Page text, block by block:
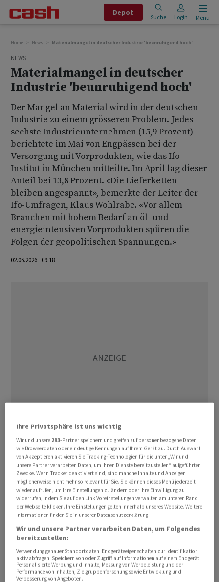
Depot
Suche Login Menu
Home News Materialmangel in deutscher Industrie 'beunruhigend hoch'
NEWS
Materialmangel in deutscher
Industrie 'beunruhigend hoch'
Der Mangel an Material wird in der deutschen
Industrie zu einem grösseren Problem. Jedes
sechste Industrieunternehmen (15,9 Prozent)
berichtete im Mai von Engpässen bei der
Versorgung mit Vorprodukten, wie das Ifo-
Institut in München mitteilte. Im April lag dieser
Anteil bei 13,8 Prozent. «Die Lieferketten
bleiben angespannt», bemerkte der Leiter der
Ifo-Umfragen, Klaus Wohlrabe. «Vor allem
Branchen mit hohem Bedarf an öl- und
energieintensiven Vorprodukten spüren die
Folgen der geopolitischen Spannungen.»
02.06.2026 09:18
Verglichen mit dem langfristigen Durchschnitt vor 2020
von etwa fünf Prozent sei die aktuelle Zahl
«beunruhigend hoch», sagte Wohlrabe. «Es ist durchaus
möglich, dass mehrere Unternehmen infolge der
Engpässe die Produktion senken müssen.»
Stark betroffen sei die Chemiebranche. Dort
berichteten 31,2 Prozent der Unternehmen von
und Kunststoffwaren bleibt die Lage schwierig: Der
Anteil stieg auf 23,7 Prozent. In der Elektroindustrie
Ihre Privatsphäre ist uns wichtig
Wir und unsere 293-Partner speichern und greifen auf personenbezogene Daten
wie Browserdaten oder eindeutige Kennungen auf Ihrem Gerät zu. Durch Auswahl
von Akzeptieren aktivieren Sie Tracking-Technologien für die unter „Wir und
unsere Partner verarbeiten Daten, um Ihnen Dienste bereitzustellen“ aufgeführten
Zwecke. Wenn Tracker deaktiviert sind, sind manche Inhalte und Anzeigen
möglicherweise nicht mehr so relevant für Sie. Sie können dieses Menü jederzeit
wieder aufrufen, um Ihre Einstellungen zu ändern oder Ihre Einwilligung zu
widerrufen, indem Sie auf den Link Voreinstellungen verwalten am unteren Rand
der Webseite klicken. Ihre Einstellungen gelten innerhalb unseres Website. Weitere
Informationen finden Sie in unserer Datenschutzerklärung.
Wir und unsere Partner verarbeiten Daten, um Folgendes
bereitzustellen:
Verwendung genauer Standortdaten. Endgeräteeigenschaften zur Identifikation
aktiv abfragen. Speichern von oder Zugriff auf Informationen auf einem Endgerät.
Personalisierte Werbung und Inhalte, Messung von Werbeleistung und der
Performance von Inhalten, Zielgruppenforschung sowie Entwicklung und
Verbesserung von Angeboten.